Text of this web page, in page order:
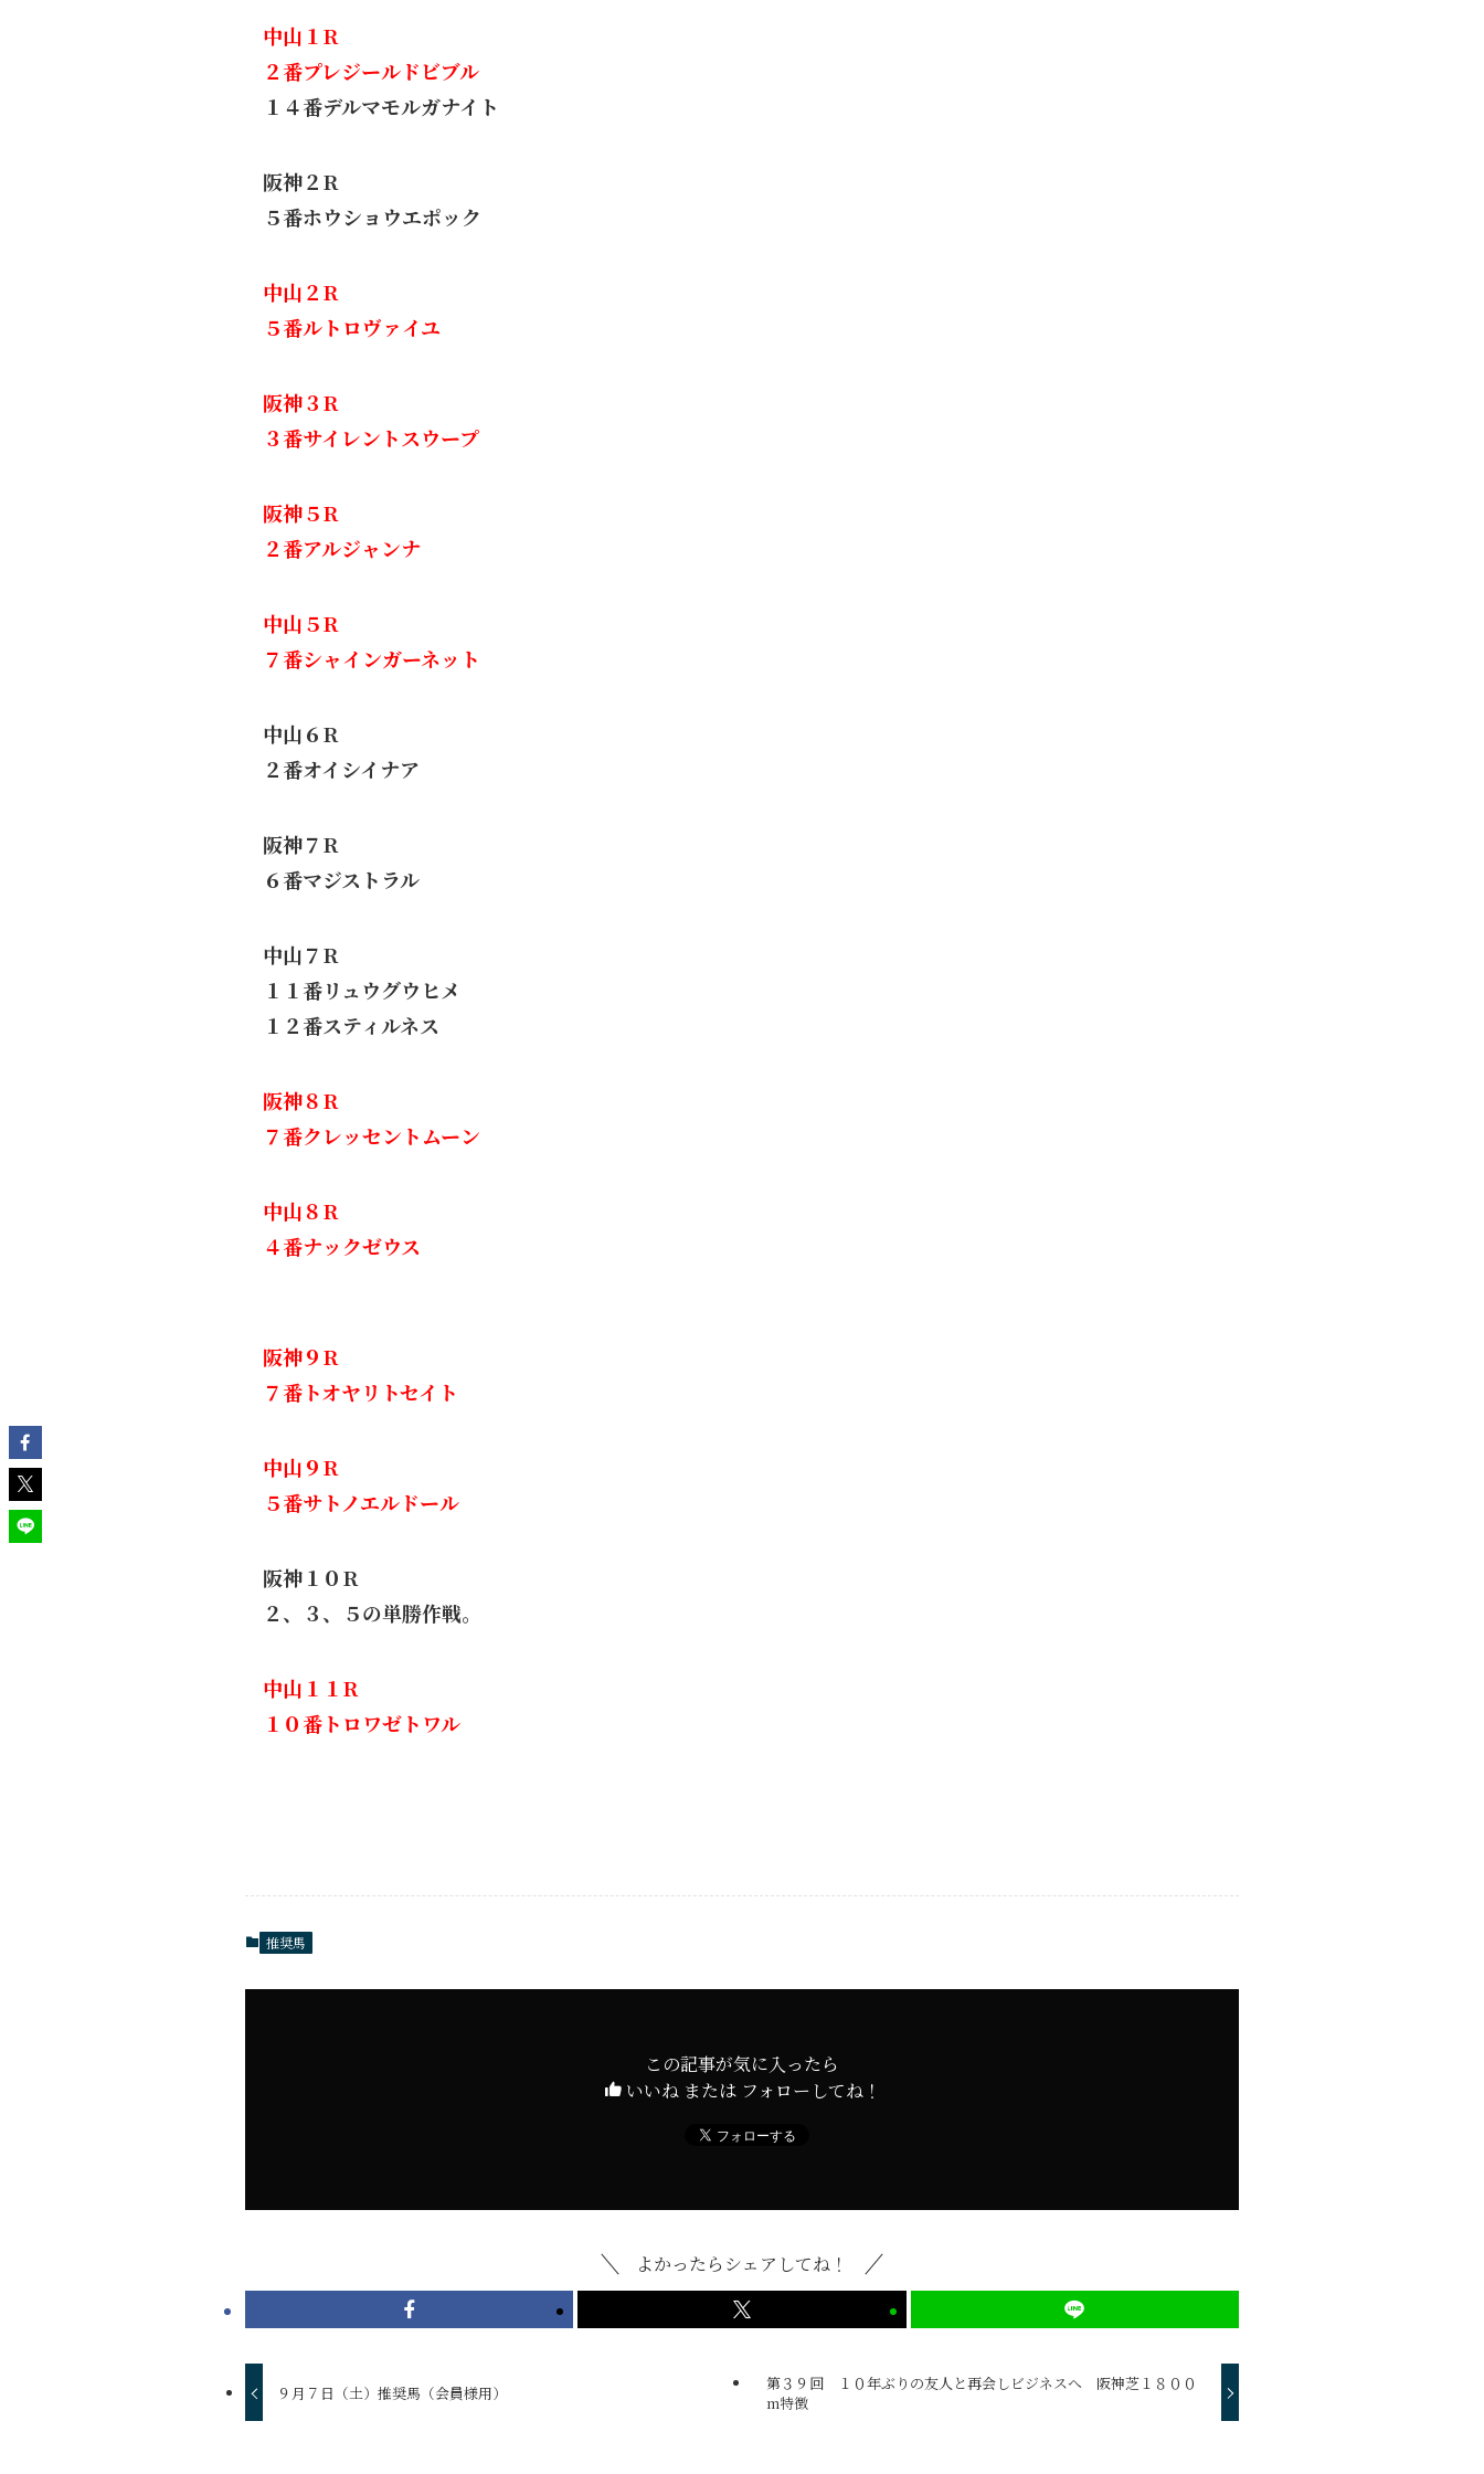
中山１R
２番プレジールドビブル
１４番デルマモルガナイト
阪神２R
５番ホウショウエポック
中山２R
５番ルトロヴァイユ
阪神３R
３番サイレントスウープ
阪神５R
２番アルジャンナ
中山５R
７番シャインガーネット
中山６R
２番オイシイナア
阪神７R
６番マジストラル
中山７R
１１番リュウグウヒメ
１２番スティルネス
阪神８R
７番クレッセントムーン
中山８R
４番ナックゼウス
阪神９R
７番トオヤリトセイト
中山９R
５番サトノエルドール
阪神１０R
２、３、５の単勝作戦。
中山１１R
１０番トロワゼトワル
推奨馬
この記事が気に入ったら
いいね または フォローしてね！
よかったらシェアしてね！
９月７日（土）推奨馬（会員様用）
第３９回 １０年ぶりの友人と再会しビジネスへ 阪神芝１８００
m特徴